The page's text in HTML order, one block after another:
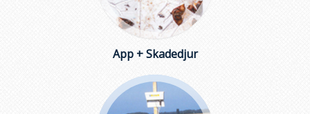
App + Skadedjur